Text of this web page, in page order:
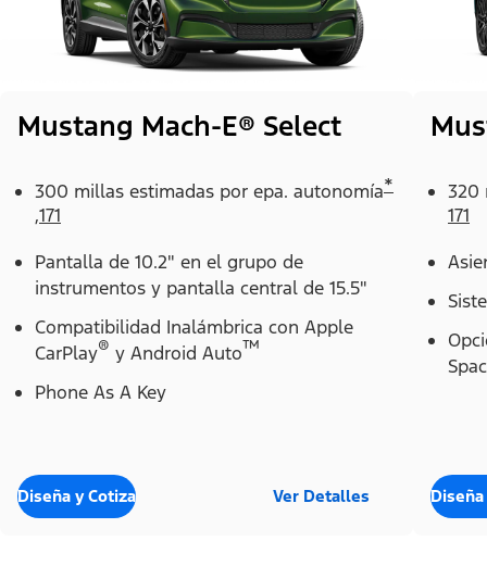
Mustang Mach-E® Select
300 millas estimadas por epa. autonomía*
,171
Pantalla de 10.2" en el grupo de
instrumentos y pantalla central de 15.5"
Compatibilidad Inalámbrica con Apple
CarPlay® y Android Auto™
Phone As A Key
Diseña y Cotiza Ver Detalles
320
171